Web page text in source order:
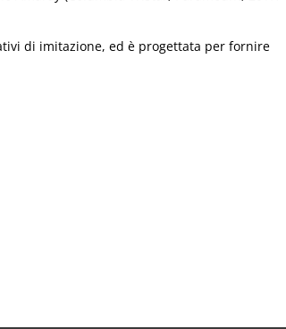
di imitazione, ed è progettata per fornire